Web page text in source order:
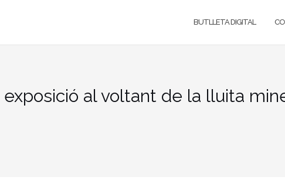
BUTLLETA DIGITAL
al voltant de la lluita